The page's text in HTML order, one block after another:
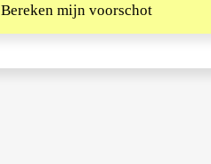
Bereken mijn voorschot